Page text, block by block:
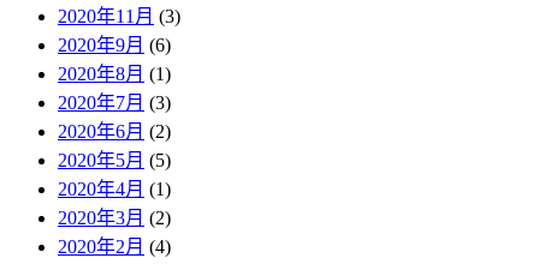
2020年11月 (3)
2020年9月 (6)
2020年8月 (1)
2020年7月 (3)
2020年6月 (2)
2020年5月 (5)
2020年4月 (1)
2020年3月 (2)
2020年2月 (4)